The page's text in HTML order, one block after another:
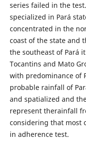
series failed in the
specialized in Pará
concentrated in the
coast of the state and
the southeast of Pará
Tocantins and Mato
with predominance of
probable rainfall of
and spatialized and
represent therainfall
considering that most
in adherence test.